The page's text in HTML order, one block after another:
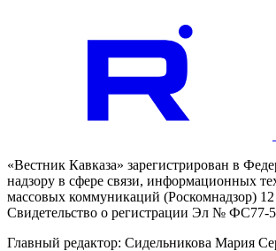
«Вестник Кавказа» зарегистрирован в
надзору в сфере связи, информационных
массовых коммуникаций (Роскомнадзор) 12
Свидетельство о регистрации Эл № ФС77-
Главный редактор: Сидельникова Мария